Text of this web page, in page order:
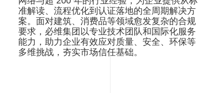
准解读、流程优化到认证落地的全周期解决方
案。面对建筑、消费品等领域愈发复杂的合规
要求，必维集团以专业技术团队和国际化服务
能力，助力企业有效应对质量、安全、环保等
多维挑战，夯实市场信任基础。